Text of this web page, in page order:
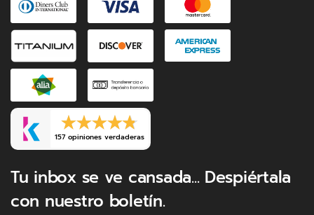
157 opiniones verdaderas
Tu inbox se ve cansada... Despiértala
con nuestro boletín.